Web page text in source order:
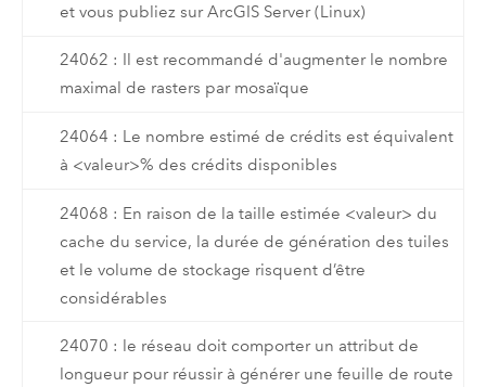
et vous publiez sur ArcGIS Server (Linux)
24062 : Il est recommandé d'augmenter le nombre
maximal de rasters par mosaïque
24064 : Le nombre estimé de crédits est équivalent
à <valeur>% des crédits disponibles
24068 : En raison de la taille estimée <valeur> du
cache du service, la durée de génération des tuiles
et le volume de stockage risquent d’être
considérables
24070 : le réseau doit comporter un attribut de
longueur pour réussir à générer une feuille de route